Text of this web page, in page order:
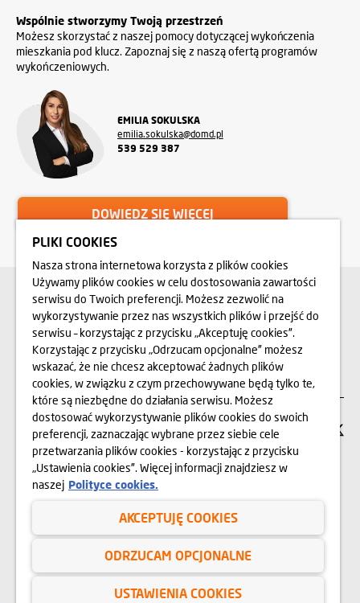
Wspólnie stworzymy Twoją przestrzeń
Możesz skorzystać z naszej pomocy dotyczącej wykończenia
mieszkania pod klucz. Zapoznaj się z naszą ofertą programów
wykończeniowych.
DOWIEDZ SIĘ WIĘCEJ
EMILIA SOKULSKA
emilia.sokulska@domd.pl
539 529 387
POZNAJ NASZE
ZREALIZOWANE INWESTYCJE
SPRAWDŹ
SIEDZIBA FIRMY
Dom Development S.A.
00-078 Warszawa, Pl. Piłsudskiego 3,
budynek Metropolitan, wejście nr 3
22 351 66 33
PLIKI COOKIES
Nasza strona internetowa korzysta z plików cookies
Używamy plików cookies w celu dostosowania zawartości
serwisu do Twoich preferencji. Możesz zezwolić na
wykorzystywanie przez nas wszystkich plików i przejść do
serwisu – korzystając z przycisku „Akceptuję cookies”.
Korzystając z przycisku „Odrzucam opcjonalne” możesz
wskazać, że nie chcesz akceptować żadnych plików
cookies, w związku z czym przechowywane będą tylko te,
które są niezbędne do działania serwisu. Możesz
dostosować wykorzystywanie plików cookies do swoich
preferencji, zaznaczając wybrane przez siebie cele
przetwarzania plików cookies - korzystając z przycisku
„Ustawienia cookies”. Więcej informacji znajdziesz w
naszej Polityce cookies.
AKCEPTUJĘ COOKIES
ODRZUCAM OPCJONALNE
USTAWIENIA COOKIES